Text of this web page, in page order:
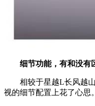
细节功能，有和没有
相较于星越L长风越
视的细节配置上花了心思。